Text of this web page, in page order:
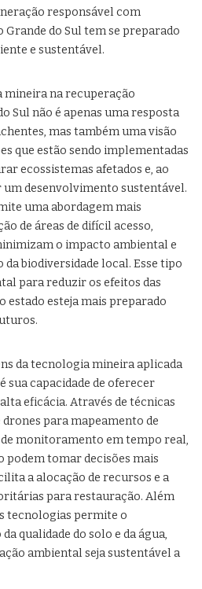
responsável com
Grande do Sul tem se preparado
e sustentável.
na recuperação
Sul não é apenas uma resposta
mas também uma visão
que estão sendo implementadas
ecossistemas afetados e, ao
desenvolvimento sustentável.
uma abordagem mais
de áreas de difícil acesso,
o impacto ambiental e
biodiversidade local. Esse tipo
para reduzir os efeitos das
estado esteja mais preparado
da tecnologia mineira aplicada
sua capacidade de oferecer
eficácia. Através de técnicas
drones para mapeamento de
de monitoramento em tempo real,
podem tomar decisões mais
a alocação de recursos e a
para restauração. Além
tecnologias permite o
qualidade do solo e da água,
ambiental seja sustentável a